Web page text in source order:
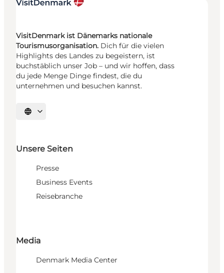
VisitDenmark ist Dänemarks nationale
Tourismusorganisation. Dich für die vielen
Highlights des Landes zu begeistern, ist
buchstäblich unser Job – und wir hoffen, dass
du jede Menge Dinge findest, die du
unternehmen und besuchen kannst.
Sprache auswählen
Unsere Seiten
Presse
Business Events
Reisebranche
Media
Denmark Media Center